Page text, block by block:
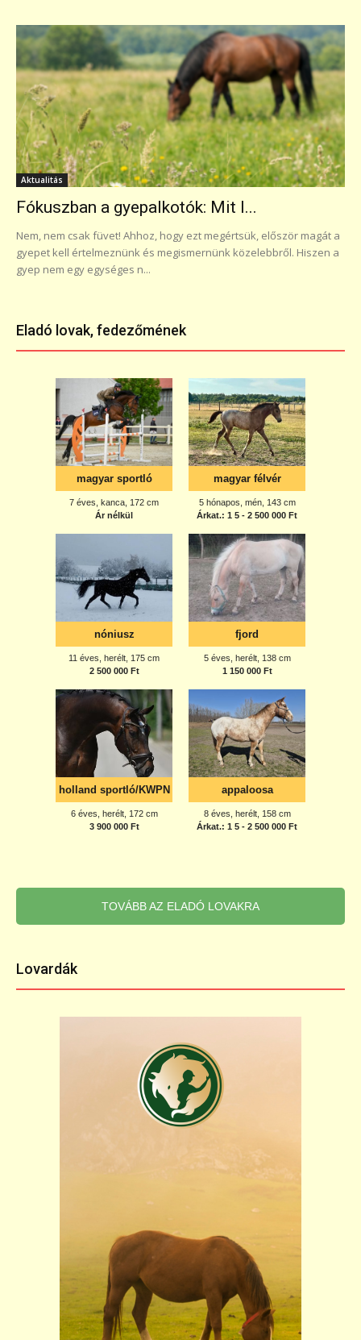
Aktualitás
Fókuszban a gyepalkotók: Mit l...
Nem, nem csak füvet! Ahhoz, hogy ezt megértsük, először magát a
gyepet kell értelmeznünk és megismernünk közelebbről. Hiszen a
gyep nem egy egységes n...
Eladó lovak, fedezőmének
TOVÁBB AZ ELADÓ LOVAKRA
Lovardák